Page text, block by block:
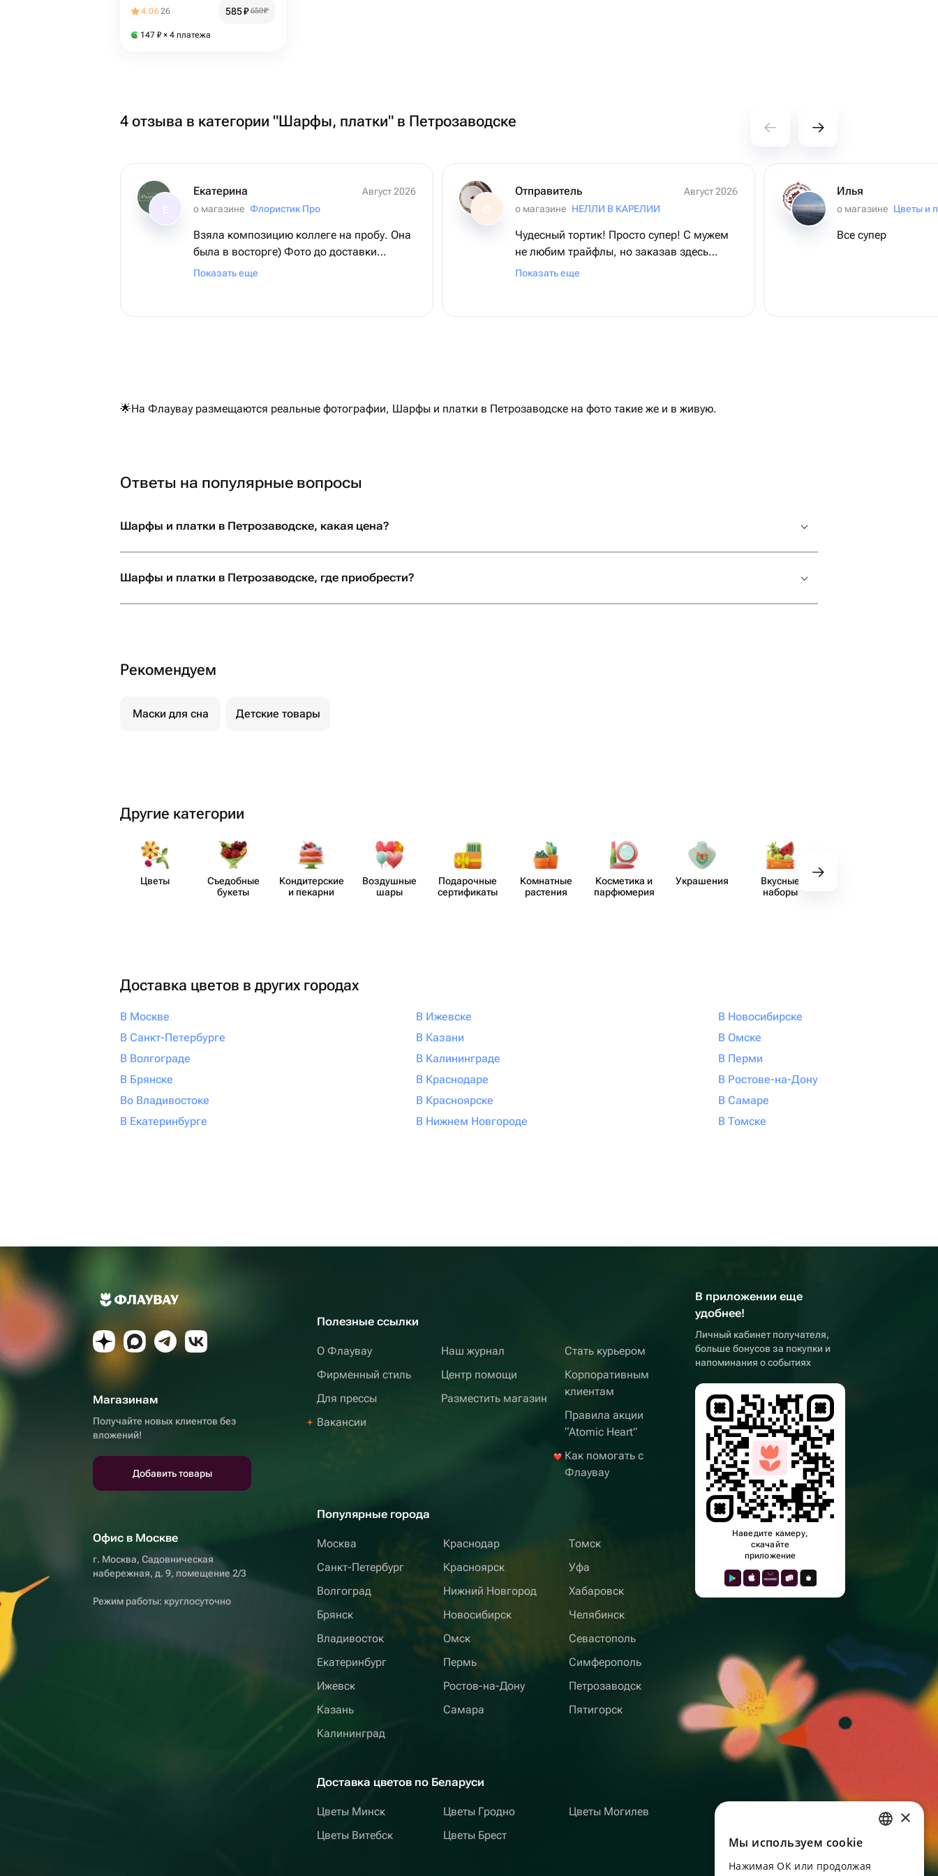
4.0626 585₽ 650₽
147 ₽ × 4 платежа
4 отзыва в категории "Шарфы, платки" в Петрозаводске
Екатерина
Август 2026
о магазине Флористик Про
Взяла композицию коллеге на пробу. Она
была в восторге) Фото до доставки
соответствует реальности. Доставка
Показать еще
О
Отправитель
Август 2026
о магазине НЕЛЛИ В КАРЕЛИИ
Чудесный тортик! Просто супер! С мужем
не любим трайфлы, но заказав здесь
тортик + трайфл очень сильно кайфанули!
Показать еще
Илья
о магазине Цветы и
Все супер
🌟На Флаувау размещаются реальные фотографии, Шарфы и платки в Петрозаводске на фото такие же и в живую.
Ответы на популярные вопросы
Шарфы и платки в Петрозаводске, какая цена?
Шарфы и платки в Петрозаводске, где приобрести?
Рекомендуем
Маски для сна Детские товары
Другие категории
Цветы
Съедобные
букеты
Кондит​ерские
и пекарни
Воздушные
шары
Пода​рочные
серти​фикаты
Комнатные
растения
Косметика и
парф​юмерия
Украшения
Вкусные
наборы
Доставка цветов в других городах
В Москве
В Санкт-Петербурге
В Волгограде
В Брянске
Во Владивостоке
В Екатеринбурге
В Ижевске
В Казани
В Калининграде
В Краснодаре
В Красноярске
В Нижнем Новгороде
В Новосибирске
В Омске
В Перми
В Ростове-на-Дону
В Самаре
В Томске
Магазинам
Получайте новых клиентов без
вложений!
Добавить товары
Офис в Москве
г. Москва, Садовническая
набережная, д. 9, помещение 2/3
Режим работы: круглосуточно
Полезные ссылки
О Флаувау
Фирменный стиль
Для прессы
Вакансии
Наш журнал
Центр помощи
Разместить магазин
Стать курьером
Корпоративным
клиентам
Правила акции
“Atomic Heart”
Как помогать с
Флаувау
Популярные города
Москва
Санкт-Петербург
Волгоград
Брянск
Владивосток
Екатеринбург
Ижевск
Казань
Калининград
Краснодар
Красноярск
Нижний Новгород
Новосибирск
Омск
Пермь
Ростов-на-Дону
Самара
Томск
Уфа
Хабаровск
Челябинск
Севастополь
Симферополь
Петрозаводск
Пятигорск
Доставка цветов по Беларуси
Цветы Минск
Цветы Витебск
Цветы Гродно
Цветы Брест
Цветы Могилев
В приложении еще
удобнее!
Личный кабинет получателя,
больше бонусов за покупки и
напоминания о событиях
Наведите камеру,
скачайте
приложение
ENGLISH
×
Мы используем сookie
Нажимая ОК или продолжая